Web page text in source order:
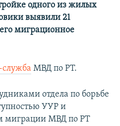
одного из жилых
выявили 21
миграционное
служба МВД по РТ.
отдела по борьбе
УУР и
миграции МВД по РТ